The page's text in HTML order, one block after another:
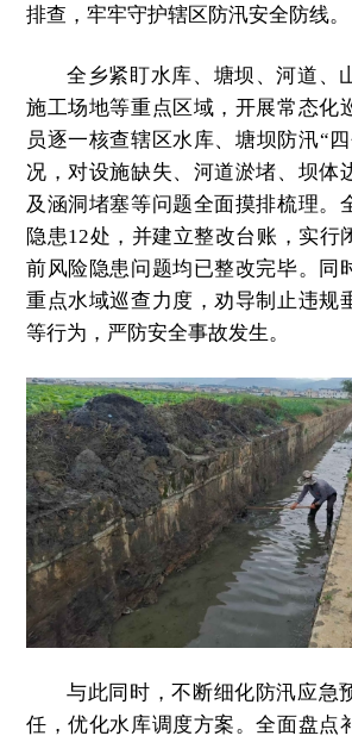
排查，牢牢守护辖区防汛安全防线。
全乡紧盯水库、塘坝、河道、
施工场地等重点区域，开展常态化
员逐一核查辖区水库、塘坝防汛“
况，对设施缺失、河道淤堵、坝体
及涵洞堵塞等问题全面摸排梳理。
隐患12处，并建立整改台账，实行
前风险隐患问题均已整改完毕。同
重点水域巡查力度，劝导制止违规
等行为，严防安全事故发生。
与此同时，不断细化防汛应急
任，优化水库调度方案。全面盘点